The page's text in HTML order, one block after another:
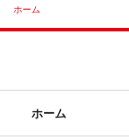
ホーム
ホーム